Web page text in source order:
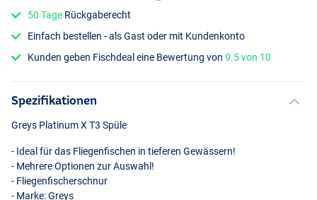
50 Tage Rückgaberecht
Einfach bestellen - als Gast oder mit Kundenkonto
Kunden geben Fischdeal eine Bewertung von9.5 von 10
Spezifikationen
Greys Platinum X T3 Spüle
- Ideal für das Fliegenfischen in tieferen Gewässern!
- Mehrere Optionen zur Auswahl!
- Fliegenfischerschnur
- Marke: Greys